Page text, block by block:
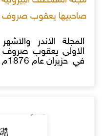
صاحبيها يعقوب صروف
المجلة الاندر
الاولى يعقوب صروف
في حزيران عام 1876م